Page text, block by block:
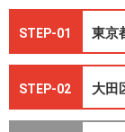
STEP-01
STEP-02